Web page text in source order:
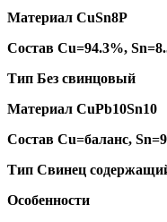
Материал CuSn8P
Состав Cu=94.3%,
Тип Без свинцовый
Материал CuPb10Sn10
Состав Cu=баланс,
Тип Свинец
Особенности